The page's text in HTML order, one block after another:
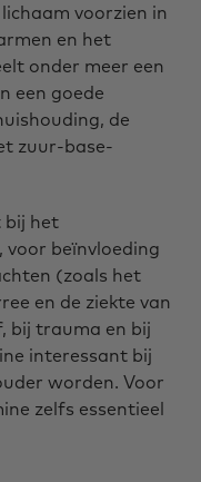
voorzien in
en het
onder meer een
een goede
de
zuur-base-
bij het
voor beïnvloeding
(zoals het
en de ziekte van
bij trauma en bij
interessant bij
worden. Voor
zelfs essentieel